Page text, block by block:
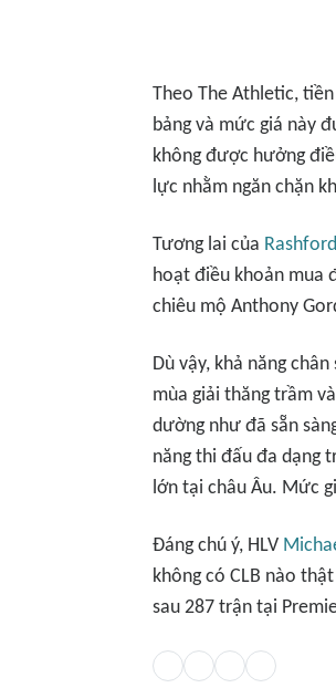
Theo The Athletic,
bảng và mức giá này
không được hưởng
lực nhằm ngăn chặn
Tương lai của Rashford
hoạt điều khoản mua
chiêu mộ Anthony
Dù vậy, khả năng
mùa giải thăng trầm
dường như đã sẵn
năng thi đấu đa dạng
lớn tại châu Âu. Mức
Đáng chú ý, HLV
không có CLB nào
sau 287 trận tại